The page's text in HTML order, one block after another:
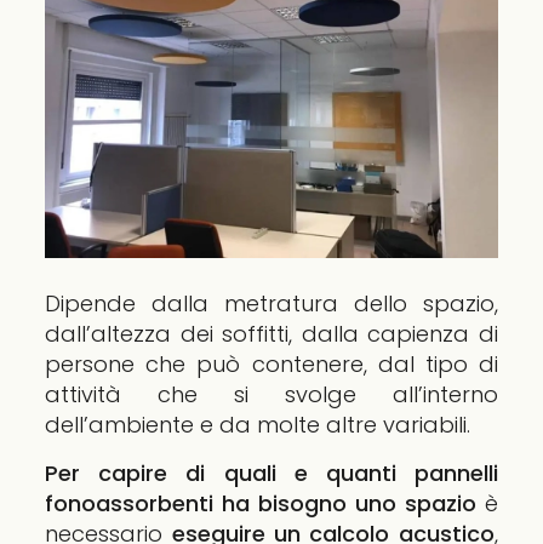
Dipende dalla metratura dello spazio,
dall’altezza dei soffitti, dalla capienza di
persone che può contenere, dal tipo di
attività che si svolge all’interno
dell’ambiente e da molte altre variabili.
Per capire di quali e quanti pannelli
fonoassorbenti ha bisogno uno spazio è
necessario eseguire un calcolo acustico,